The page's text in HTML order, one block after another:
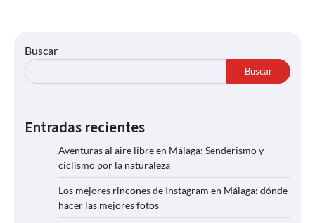
Buscar
Buscar
Entradas recientes
Aventuras al aire libre en Málaga: Senderismo y
ciclismo por la naturaleza
Los mejores rincones de Instagram en Málaga: dónde
hacer las mejores fotos